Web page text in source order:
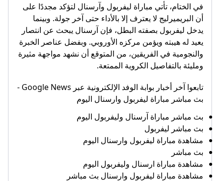
في الختام، تأتي مباراة ليفربول وآرسنال لتؤكد مجددًا على
أن البريميرليج لا يعترف إلا بالأداء حتى آخر جولة. وبينما
يدخل ليفربول بصفته البطل، فإن آرسنال يبحث عن انتصار
يعيد له هيبته ويؤمن مركزه الأوروبي. وبفضل عناصر الخبرة
والنجومية في الفريقين، من المتوقع أن نشهد مواجهة مثيرة
ومليئة بالتفاصيل الكروية الممتعة.
تابعوا آخر أخبار بوابة الوفد الإلكترونية عبر Google News -
بث مباشر مباراة ليفربول وارسنال اليوم
بث مباشر مباراة آرسنال وليفربول اليوم
بث مباشر ليفربول
مشاهدة مباراة ليفربول وارسنال اليوم
بث مباشر
مشاهدة مباراة ارسنال وليفربول اليوم
مشاهدة مباراة ليفربول وارسنال بث مباشر